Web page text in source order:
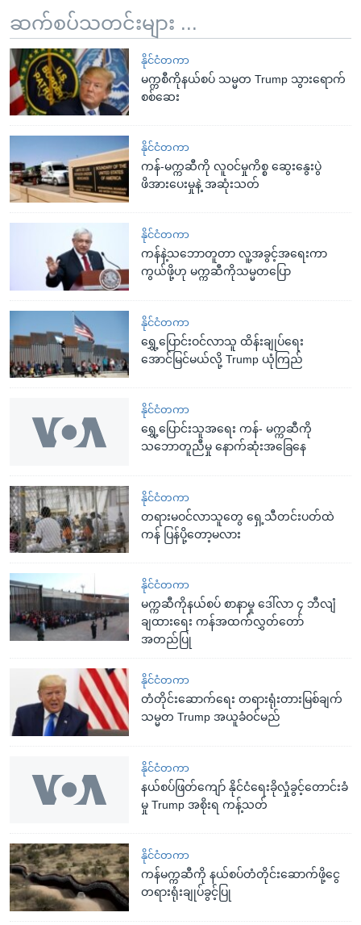
ဆက်စပ်သတင်းများ ...
နိုင်ငံတကာ
မက္ကစီကိုနယ်စပ် သမ္မတ Trump သွားရောက်
စစ်ဆေး
နိုင်ငံတကာ
ကန်-မက္ကဆီကို လူဝင်မှုကိစ္စ ဆွေးနွေးပွဲ
ဖိအားပေးမှုနဲ့ အဆုံးသတ်
နိုင်ငံတကာ
ကန်နဲ့သဘောတူတာ လူ့အခွင့်အရေးကာ
ကွယ်ဖို့ဟု မက္ကဆီကိုသမ္မတပြော
နိုင်ငံတကာ
ရွှေ့ပြောင်းဝင်လာသူ ထိန်းချုပ်ရေး
အောင်မြင်မယ်လို့ Trump ယုံကြည်
နိုင်ငံတကာ
ရွှေ့ပြောင်းသူအရေး ကန်- မက္ကဆီကို
သဘောတူညီမှု နောက်ဆုံးအခြေနေ
နိုင်ငံတကာ
တရားမဝင်လာသူတွေ ရှေ့သီတင်းပတ်ထဲ
ကန် ပြန်ပို့တော့မလား
နိုင်ငံတကာ
မက္ကဆီကိုနယ်စပ် စာနာမှု ဒေါ်လာ ၄ ဘီလျံ
ချထားရေး ကန်အထက်လွှတ်တော်
အတည်ပြု
နိုင်ငံတကာ
တံတိုင်းဆောက်ရေး တရားရုံးတားမြစ်ချက်
သမ္မတ Trump အယူခံဝင်မည်
နိုင်ငံတကာ
နယ်စပ်ဖြတ်ကျော် နိုင်ငံရေးခိုလှုံခွင့်တောင်းခံ
မှု Trump အစိုးရ ကန့်သတ်
နိုင်ငံတကာ
ကန်မက္ကဆီကို နယ်စပ်တံတိုင်းဆောက်ဖို့ငွေ
တရားရုံးချုပ်ခွင့်ပြု